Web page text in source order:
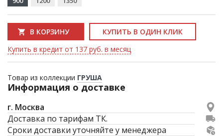
В КОРЗИНУ
КУПИТЬ В ОДИН КЛИК
Купить в кредит от 137 руб. в месяц
Товар из коллекции ГРУША
Информация о доставке
г. Москва
Доставка по тарифам ТК.
Сроки доставки уточняйте у менеджера